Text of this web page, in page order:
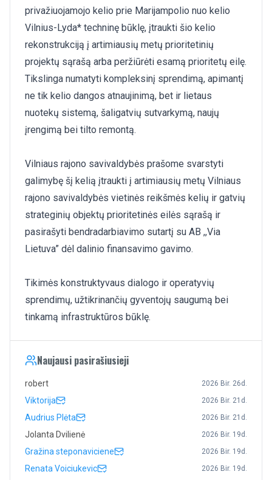
privažiuojamojo kelio prie Marijampolio nuo kelio
Vilnius-Lyda* techninę būklę, įtraukti šio kelio
rekonstrukciją į artimiausių metų prioritetinių
projektų sąrašą arba peržiūrėti esamą prioritetų eilę.
Tikslinga numatyti kompleksinį sprendimą, apimantį
ne tik kelio dangos atnaujinimą, bet ir lietaus
nuotekų sistemą, šaligatvių sutvarkymą, naujų
įrengimą bei tilto remontą.
Vilniaus rajono savivaldybės prašome svarstyti
galimybę šį kelią įtraukti į artimiausių metų Vilniaus
rajono savivaldybės vietinės reikšmės kelių ir gatvių
strateginių objektų prioritetinės eilės sąrašą ir
pasirašyti bendradarbiavimo sutartį su AB ,,Via
Lietuva” dėl dalinio finansavimo gavimo.
Tikimės konstruktyvaus dialogo ir operatyvių
sprendimų, užtikrinančių gyventojų saugumą bei
tinkamą infrastruktūros būklę.
Naujausi pasirašiusieji
robert 2026 Bir. 26d.
Viktorija 2026 Bir. 21d.
Audrius Plėta 2026 Bir. 21d.
Jolanta Dvilienė 2026 Bir. 19d.
Gražina steponaviciene 2026 Bir. 19d.
Renata Voiciukevic 2026 Bir. 19d.